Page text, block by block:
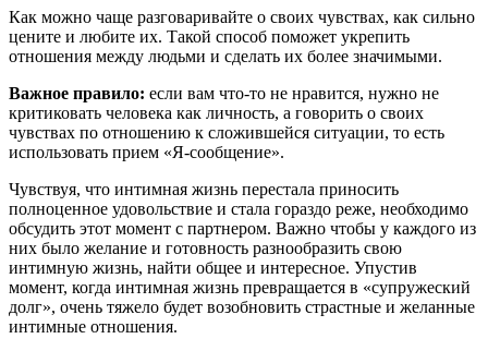
Как можно чаще разговаривайте о своих чувствах, как сильно
цените и любите их. Такой способ поможет укрепить
отношения между людьми и сделать их более значимыми.
Важное правило: если вам что-то не нравится, нужно не
критиковать человека как личность, а говорить о своих
чувствах по отношению к сложившейся ситуации, то есть
использовать прием «Я-сообщение».
Чувствуя, что интимная жизнь перестала приносить
полноценное удовольствие и стала гораздо реже, необходимо
обсудить этот момент с партнером. Важно чтобы у каждого из
них было желание и готовность разнообразить свою
интимную жизнь, найти общее и интересное. Упустив
момент, когда интимная жизнь превращается в «супружеский
долг», очень тяжело будет возобновить страстные и желанные
интимные отношения.